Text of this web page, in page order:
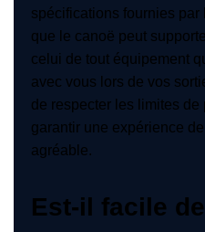
spécifications fournies par
que le canoë peut
celui de tout équipement
avec vous lors de vos
de respecter les limites
garantir une expérience
agréable.
Est-il facile